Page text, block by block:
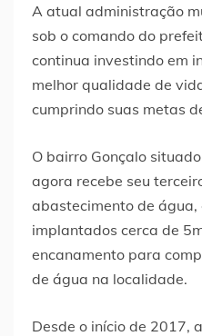
A atual administração
sob o comando do
continua investindo em
melhor qualidade de
cumprindo suas metas
O bairro Gonçalo
agora recebe seu
abastecimento de água,
implantados cerca de
encanamento para
de água na localidade.
Desde o início de 2017,